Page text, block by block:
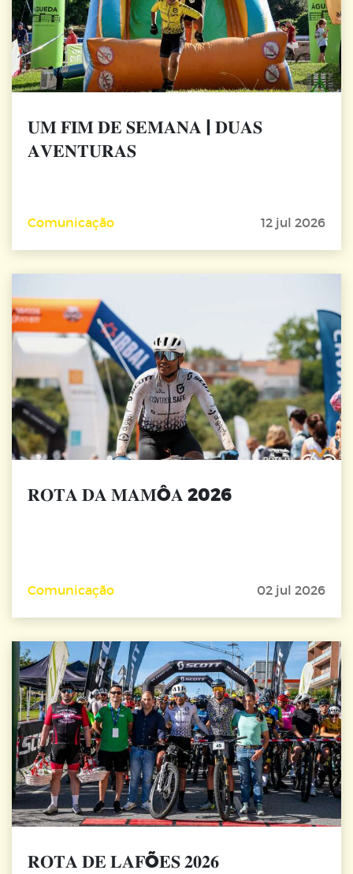
𝐔𝐌 𝐅𝐈𝐌 𝐃𝐄 𝐒𝐄𝐌𝐀𝐍𝐀 | 𝐃𝐔𝐀𝐒
𝐀𝐕𝐄𝐍𝐓𝐔𝐑𝐀𝐒
Comunicação 12 jul 2026
𝐑𝐎𝐓𝐀 𝐃𝐀 𝐌𝐀𝐌Ô𝐀 2026
Comunicação 02 jul 2026
𝐑𝐎𝐓𝐀 𝐃𝐄 𝐋𝐀𝐅Õ𝐄𝐒 𝟐𝟎𝟐𝟔